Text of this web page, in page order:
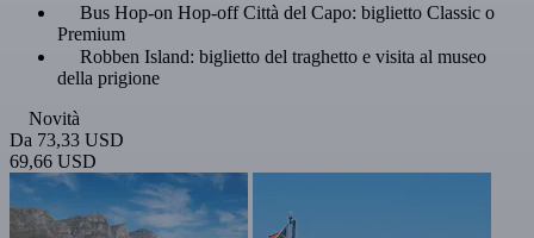
Bus Hop-on Hop-off Città del Capo: biglietto Classic o
Premium
Robben Island: biglietto del traghetto e visita al museo
della prigione
Novità
Da 73,33 USD
69,66 USD